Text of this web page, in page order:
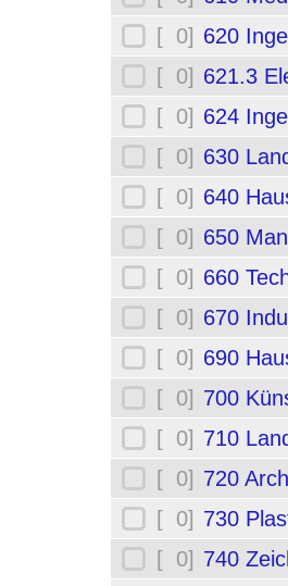
[ 0] 620
[ 0] 621.3
[ 0] 624
[ 0] 630
[ 0] 640
[ 0] 650
[ 0] 660
[ 0] 670
[ 0] 690
[ 0] 700
[ 0] 710
[ 0] 720
[ 0] 730
[ 0] 740